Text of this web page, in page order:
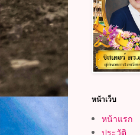
หน้าเว็บ
หน้าแรก
ประวัติ